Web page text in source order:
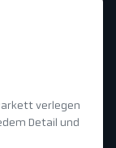
verlegen
Detail und